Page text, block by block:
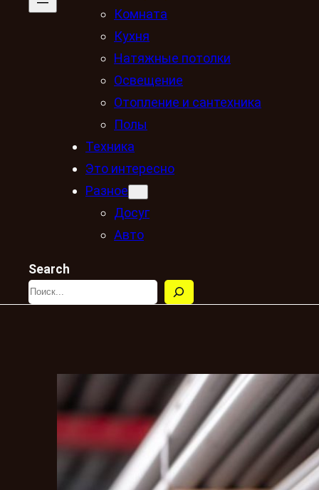
Комната
Кухня
Натяжные потолки
Освещение
Отопление и сантехника
Полы
Техника
Это интересно
Разное
Досуг
Авто
Search